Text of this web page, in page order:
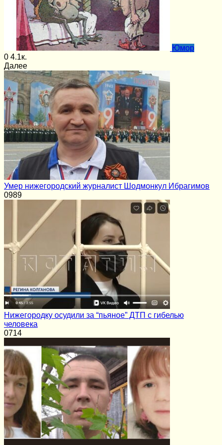
Юмор
0 4.1к.
Далее
Умер нижегородский журналист Шодмонкул Ибрагимов
0989
Нижегородку осудили за “пьяное” ДТП с гибелью
человека
0714